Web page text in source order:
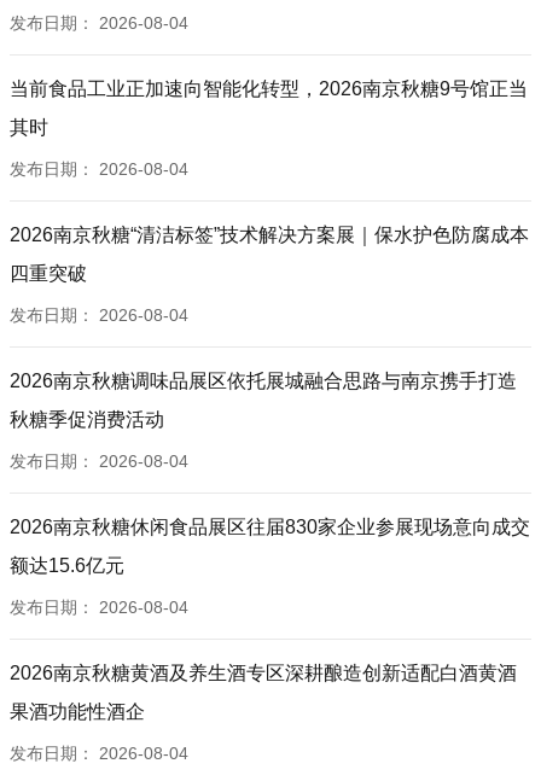
发布日期： 2026-08-04
当前食品工业正加速向智能化转型，2026南京秋糖9号馆正当
其时
发布日期： 2026-08-04
2026南京秋糖“清洁标签”技术解决方案展｜保水护色防腐成本
四重突破
发布日期： 2026-08-04
2026南京秋糖调味品展区依托展城融合思路与南京携手打造
秋糖季促消费活动
发布日期： 2026-08-04
2026南京秋糖休闲食品展区往届830家企业参展现场意向成交
额达15.6亿元
发布日期： 2026-08-04
2026南京秋糖黄酒及养生酒专区深耕酿造创新适配白酒黄酒
果酒功能性酒企
发布日期： 2026-08-04